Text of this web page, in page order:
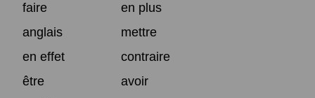
faire
en plus
anglais
mettre
en effet
contraire
être
avoir